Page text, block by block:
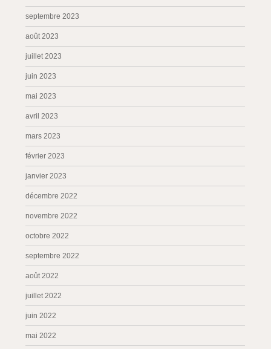
septembre 2023
août 2023
juillet 2023
juin 2023
mai 2023
avril 2023
mars 2023
février 2023
janvier 2023
décembre 2022
novembre 2022
octobre 2022
septembre 2022
août 2022
juillet 2022
juin 2022
mai 2022